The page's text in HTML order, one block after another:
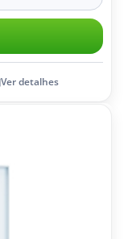
Ver detalhes